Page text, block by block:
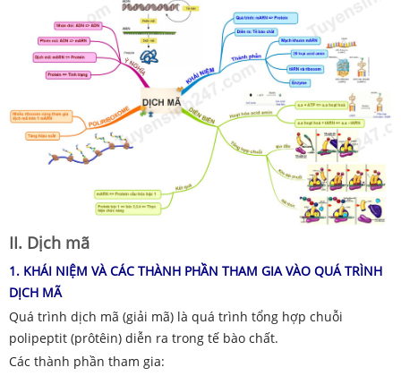
II. Dịch mã
1. KHÁI NIỆM VÀCÁC THÀNH PHẦN THAM GIA VÀO QUÁ TRÌNH
DỊCH MÃ
Quá trình dịch mã (giải mã) là quá trình tổng hợp chuỗi
polipeptit (prôtêin) diễn ra trong tế bào chất.
Các thành phần tham gia: